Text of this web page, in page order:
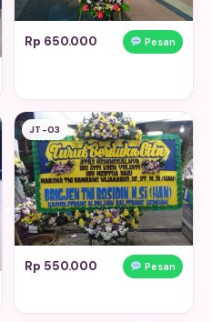
Rp 650.000 Pesan
JT-03
Rp 550.000 Pesan